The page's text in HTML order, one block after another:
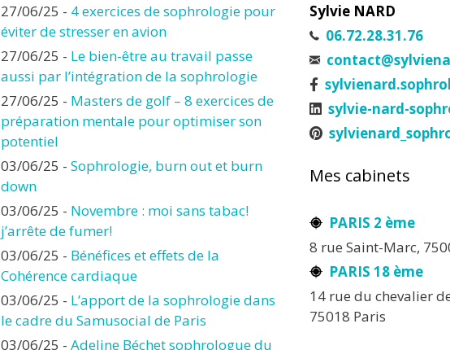
27/06/25 - 4 exercices de sophrologie pour
éviter de stresser en avion
27/06/25 - Le bien-être au travail passe
aussi par l’intégration de la sophrologie
27/06/25 - Masters de golf – 8 exercices de
préparation mentale pour optimiser son
potentiel
03/06/25 - Sophrologie, burn out et burn
down
03/06/25 - Novembre : moi sans tabac!
j’arrête de fumer!
03/06/25 - Bénéfices et effets de la
Cohérence cardiaque
03/06/25 - L’apport de la sophrologie dans
le cadre du Samusocial de Paris
03/06/25 - Adeline Béchet sophrologue du
Sylvie NARD
06.72.28.31.76
sylvie-nard-
Mes cabinets
PARIS 2 ème
8 rue Saint-Marc,
PARIS 18 ème
14 rue du chevalier
75018 Paris